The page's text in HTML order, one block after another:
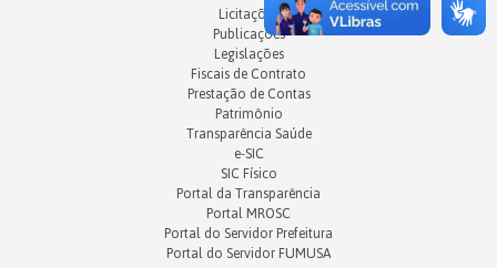
Licitações
Publicações
Legislações
Fiscais de Contrato
Prestação de Contas
Patrimônio
Transparência Saúde
e-SIC
SIC Físico
Portal da Transparência
Portal MROSC
Portal do Servidor Prefeitura
Portal do Servidor FUMUSA